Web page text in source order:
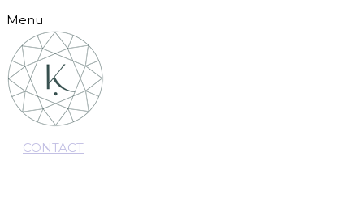
Menu
CONTACT